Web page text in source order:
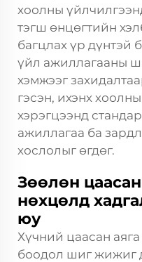
хоолны
тэгш өнцөгтийн
багцлах үр дүнтэй
үйл ажиллагааны
хэмжээг
гэсэн, ихэнх
хэрэгцээнд
ажиллагаа ба
хослолыг өгдөг.
Зөөлөн
нөхцөлд
юу
Хүчний цаасан
боодол шиг жижиг